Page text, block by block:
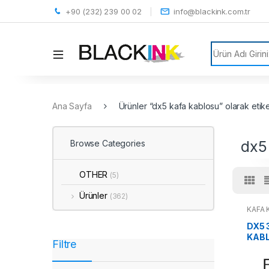
+90 (232) 239 00 02 info@blackink.com.tr
Search for:
Ana Sayfa Ürünler “dx5 kafa kablosu” olarak
KAFA
DX5
Browse Categories
OTHER (5)
Ürünler (362)
Filtre